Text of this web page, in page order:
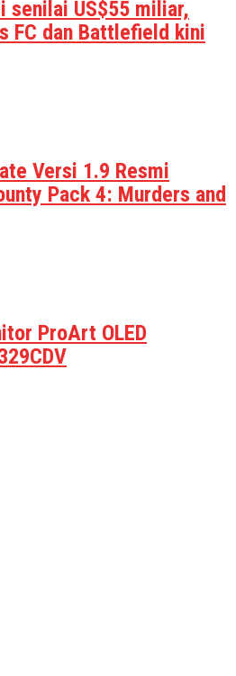
senilai US$55 miliar,
FC dan Battlefield kini
Versi 1.9 Resmi
Pack 4: Murders and
ProArt OLED